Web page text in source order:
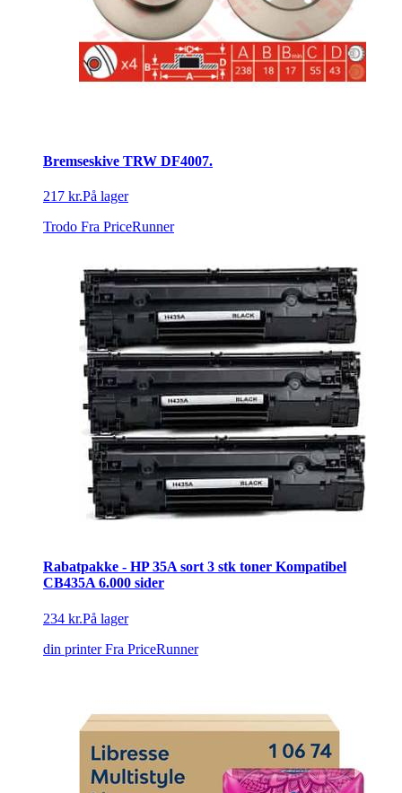
Bremseskive TRW DF4007.
217 kr.På lager
Trodo Fra PriceRunner
Rabatpakke - HP 35A sort 3 stk toner Kompatibel
CB435A 6.000 sider
234 kr.På lager
din printer Fra PriceRunner